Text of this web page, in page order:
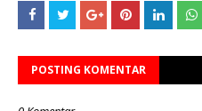
POSTING KOMENTAR